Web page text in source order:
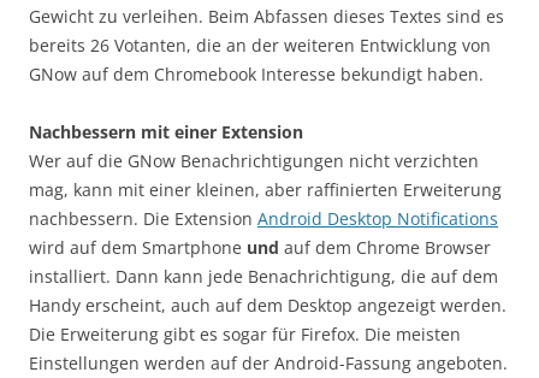
Gewicht zu verleihen. Beim Abfassen dieses Textes sind es
bereits 26 Votanten, die an der weiteren Entwicklung von
GNow auf dem Chromebook Interesse bekundigt haben.
Nachbessern mit einer Extension
Wer auf die GNow Benachrichtigungen nicht verzichten
mag, kann mit einer kleinen, aber raffinierten Erweiterung
nachbessern. Die Extension Android Desktop Notifications
wird auf dem Smartphone und auf dem Chrome Browser
installiert. Dann kann jede Benachrichtigung, die auf dem
Handy erscheint, auch auf dem Desktop angezeigt werden.
Die Erweiterung gibt es sogar für Firefox. Die meisten
Einstellungen werden auf der Android-Fassung angeboten.